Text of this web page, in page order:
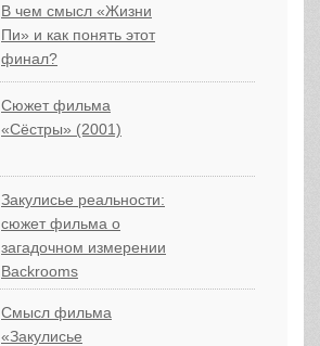
В чем смысл «Жизни
Пи» и как понять этот
финал?
Сюжет фильма
«Сёстры» (2001)
Закулисье реальности:
сюжет фильма о
загадочном измерении
Backrooms
Смысл фильма
«Закулисье